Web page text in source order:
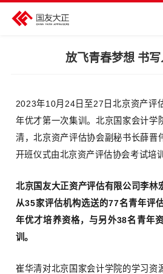
放飞青春梦想 书
2023年10月24日至27日北京资产评
年优才第一次集训。北京国家会计学
清，北京资产评估协会副秘书长薛晋
开班仪式由北京资产评估协会考试培
北京国友大正资产评估有限公司李林
从35家评估机构选送的77名青年评
年优才培养资格，与另外38名青年
训。
崔华清对北京国家会计学院的学习资